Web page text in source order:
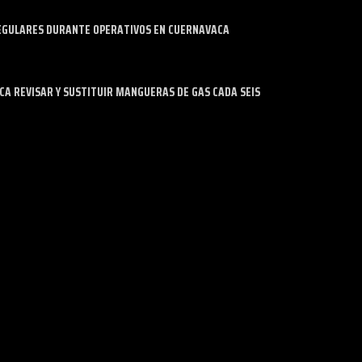
DURANTE OPERATIVOS EN CUERNAVACA
REVISAR Y SUSTITUIR MANGUERAS DE GAS CADA SEIS